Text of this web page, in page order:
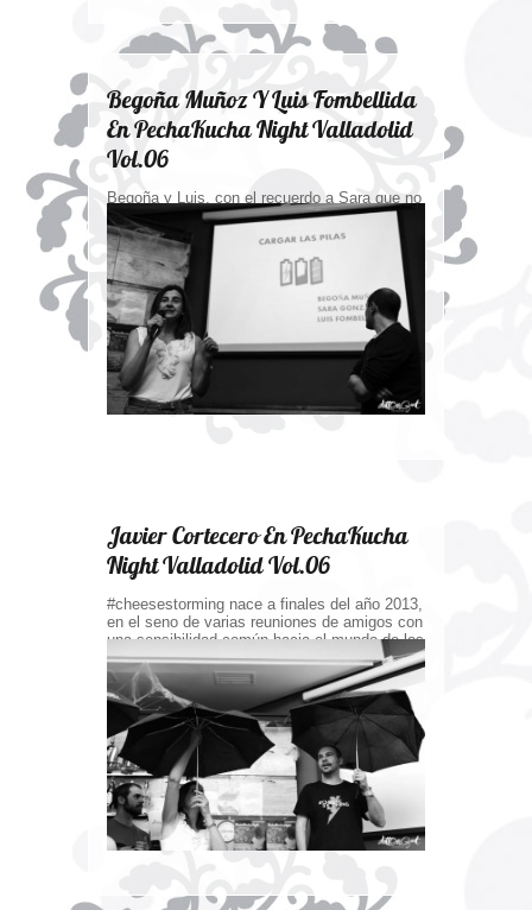
Begoña Muñoz Y Luis Fombellida
En PechaKucha Night Valladolid
Vol.06
Begoña y Luis, con el recuerdo a Sara que no
pudo asistir, nos presentaron Battget, un
cargador portátil de tamaño "servilletero" que
permite cargar cualquier smartphone y otros
dispositivos USB en los lugares donde menos
acceso a batería se tiene.
Javier Cortecero En PechaKucha
Night Valladolid Vol.06
#cheesestorming nace a finales del año 2013,
en el seno de varias reuniones de amigos con
una sensibilidad común hacia el mundo de los
alimentos elaborados en las reglas del arte,
respetando las diferentes materia primas y,
también, a los consumidores.